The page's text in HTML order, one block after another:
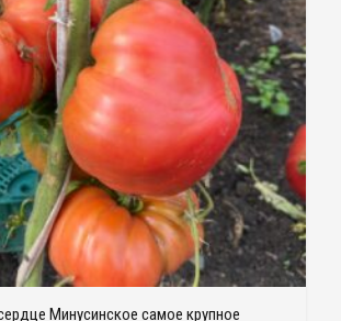
Минусинское самое крупное